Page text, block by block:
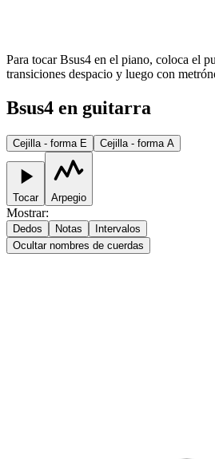
Para tocar Bsus4 en el piano, coloca el
transiciones despacio y luego con
Bsus4 en guitarra
Cejilla - forma E Cejilla - forma A
Tocar Arpegio
Mostrar:
Dedos Notas
Intervalos
Ocultar nombres de cuerdas